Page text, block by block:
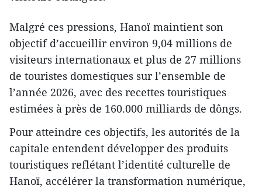
Malgré ces pressions, Hanoï maintient son
objectif d’accueillir environ 9,04 millions de
visiteurs internationaux et plus de 27 millions
de touristes domestiques sur l’ensemble de
l’année 2026, avec des recettes touristiques
estimées à près de 160.000 milliards de dôngs.
Pour atteindre ces objectifs, les autorités de la
capitale entendent développer des produits
touristiques reflétant l’identité culturelle de
Hanoï, accélérer la transformation numérique,